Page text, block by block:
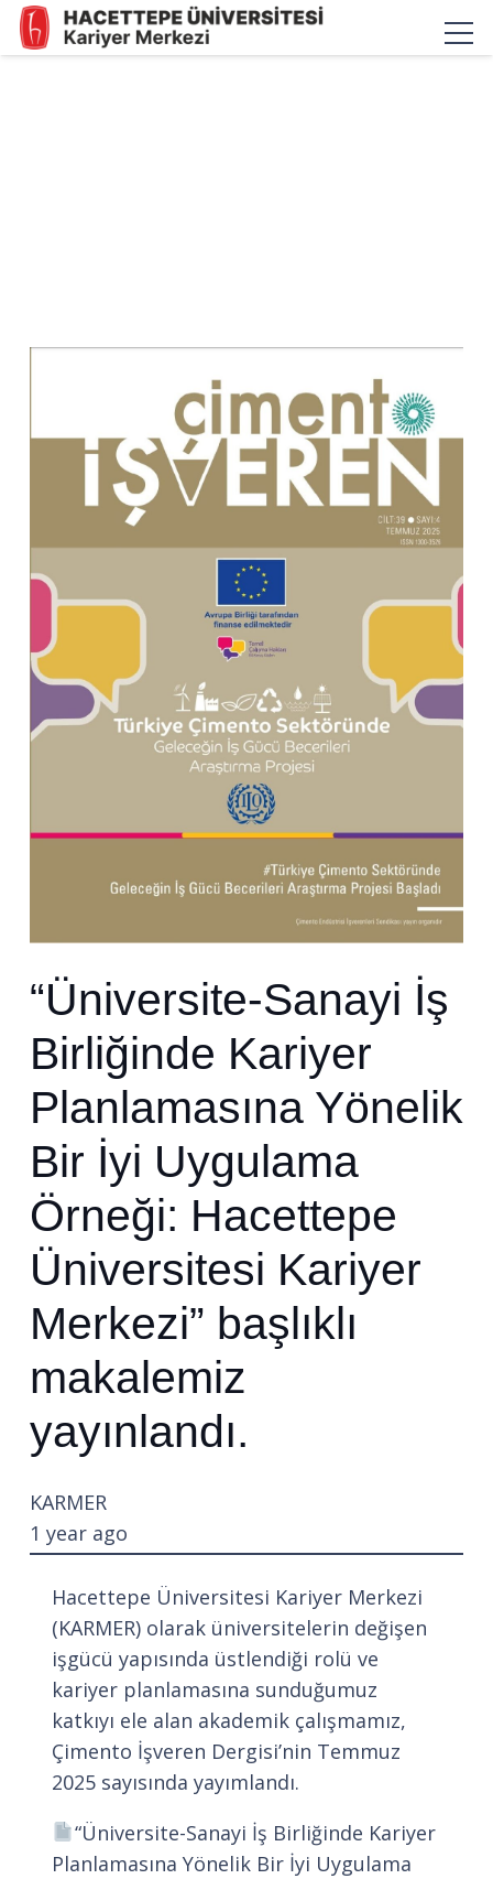
“Üniversite-Sanayi İş
Birliğinde Kariyer
Planlamasına Yönelik
Bir İyi Uygulama
Örneği: Hacettepe
Üniversitesi Kariyer
Merkezi” başlıklı
makalemiz
yayınlandı.
KARMER
1 year ago
Hacettepe Üniversitesi Kariyer Merkezi
(KARMER) olarak üniversitelerin değişen
işgücü yapısında üstlendiği rolü ve
kariyer planlamasına sunduğumuz
katkıyı ele alan akademik çalışmamız,
Çimento İşveren Dergisi’nin Temmuz
2025 sayısında yayımlandı.
“Üniversite-Sanayi İş Birliğinde Kariyer
Planlamasına Yönelik Bir İyi Uygulama